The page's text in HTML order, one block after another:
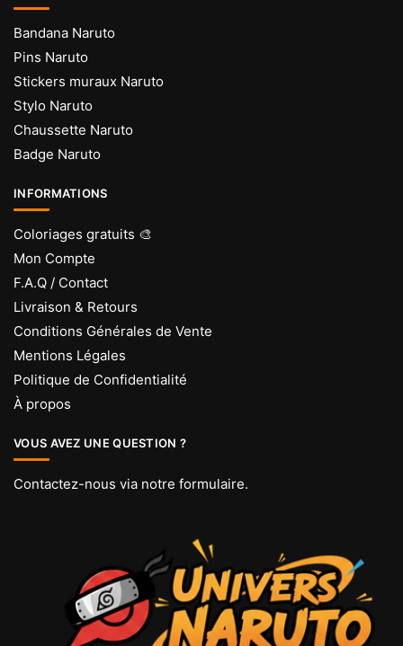
Bandana Naruto
Pins Naruto
Stickers muraux Naruto
Stylo Naruto
Chaussette Naruto
Badge Naruto
INFORMATIONS
Coloriages gratuits 🎨
Mon Compte
F.A.Q / Contact
Livraison & Retours
Conditions Générales de Vente
Mentions Légales
Politique de Confidentialité
À propos
VOUS AVEZ UNE QUESTION ?
Contactez-nous via notre formulaire.